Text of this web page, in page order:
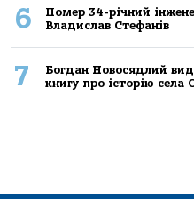
6
Помер 34-річний
Владислав Стефанів
7
Богдан Новосядлий
книгу про історію села